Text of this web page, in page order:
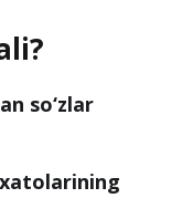
so‘zlar